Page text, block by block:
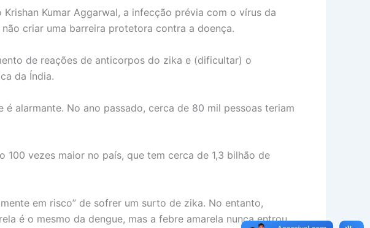
Kumar Aggarwal, a infecção prévia com o vírus da
criar uma barreira protetora contra a doença.
de reações de anticorpos do zika e (dificultar) o
da Índia.
alarmante. No ano passado, cerca de 80 mil pessoas teriam
vezes maior no país, que tem cerca de 1,3 bilhão de
em risco” de sofrer um surto de zika. No entanto,
é o mesmo da dengue, mas a febre amarela nunca entrou